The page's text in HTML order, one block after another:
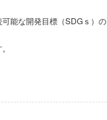
可能な開発目標（SDGｓ）の